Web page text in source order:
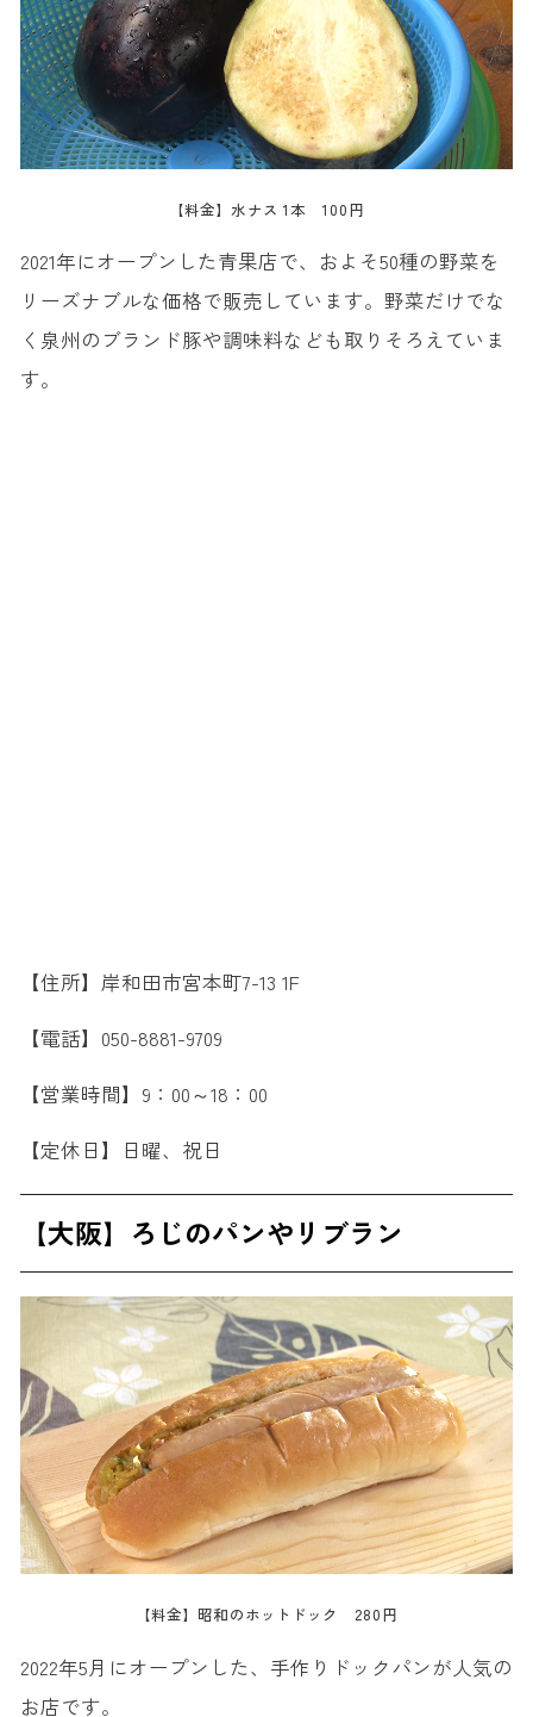
【料金】水ナス 1本 100円
2021年にオープンした青果店で、およそ50種の野菜を
リーズナブルな価格で販売しています。野菜だけでな
く泉州のブランド豚や調味料なども取りそろえていま
す。
【住所】岸和田市宮本町7-13 1F
【電話】050-8881-9709
【営業時間】9：00～18：00
【定休日】日曜、祝日
【大阪】ろじのパンやリブラン
【料金】昭和のホットドック 280円
2022年5月にオープンした、手作りドックパンが人気の
お店です。